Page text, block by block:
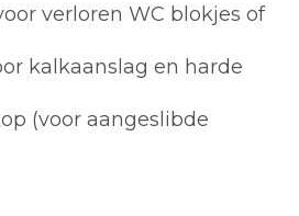
verloren WC blokjes of
kalkaanslag en harde
(voor aangeslibde